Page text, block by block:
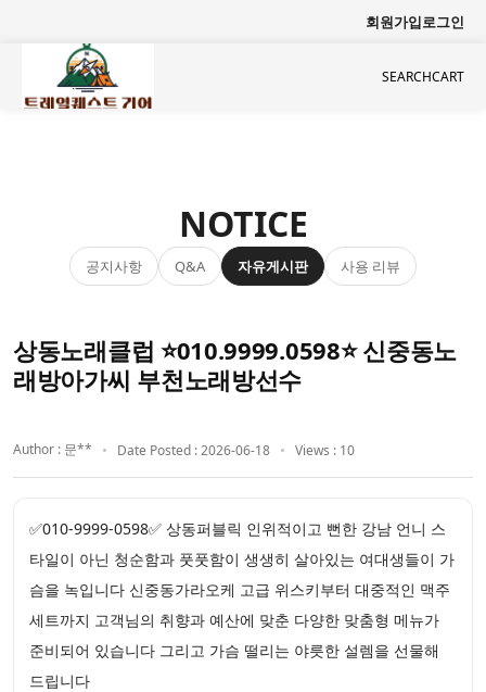
회원가입로그인
SEARCHCART
NOTICE
공지사항 Q&A 자유게시판 사용 리뷰
상동노래클럽 ⭐010.9999.0598⭐ 신중동노
래방아가씨 부천노래방선수
Author : 문** Date Posted : 2026-06-18 Views : 10
✅010-9999-0598✅ 상동퍼블릭 인위적이고 뻔한 강남 언니 스
타일이 아닌 청순함과 풋풋함이 생생히 살아있는 여대생들이 가
슴을 녹입니다 신중동가라오케 고급 위스키부터 대중적인 맥주
세트까지 고객님의 취향과 예산에 맞춘 다양한 맞춤형 메뉴가
준비되어 있습니다 그리고 가슴 떨리는 야릇한 설렘을 선물해
드립니다